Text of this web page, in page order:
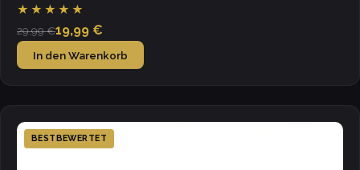
★★★★★
29,99 €19,99 €
In den Warenkorb
BESTBEWERTET